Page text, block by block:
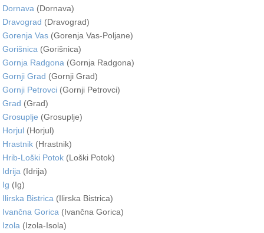
Dornava (Dornava)
Dravograd (Dravograd)
Gorenja Vas (Gorenja Vas-Poljane)
Gorišnica (Gorišnica)
Gornja Radgona (Gornja Radgona)
Gornji Grad (Gornji Grad)
Gornji Petrovci (Gornji Petrovci)
Grad (Grad)
Grosuplje (Grosuplje)
Horjul (Horjul)
Hrastnik (Hrastnik)
Hrib-Loški Potok (Loški Potok)
Idrija (Idrija)
Ig (Ig)
Ilirska Bistrica (Ilirska Bistrica)
Ivančna Gorica (Ivančna Gorica)
Izola (Izola-Isola)